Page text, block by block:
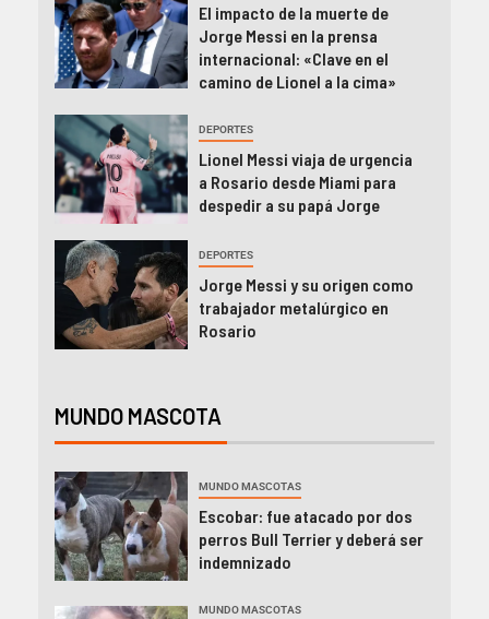
El impacto de la muerte de
Jorge Messi en la prensa
internacional: «Clave en el
camino de Lionel a la cima»
DEPORTES
Lionel Messi viaja de urgencia
a Rosario desde Miami para
despedir a su papá Jorge
DEPORTES
Jorge Messi y su origen como
trabajador metalúrgico en
Rosario
MUNDO MASCOTA
MUNDO MASCOTAS
Escobar: fue atacado por dos
perros Bull Terrier y deberá ser
indemnizado
MUNDO MASCOTAS